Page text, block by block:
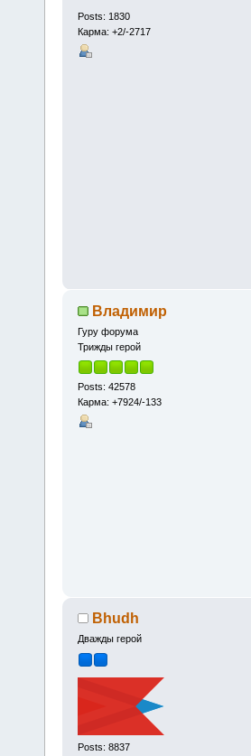
Posts: 1830
Карма: +2/-2717
Владимир
Гуру форума
Трижды герой
Posts: 42578
Карма: +7924/-133
Bhudh
Дважды герой
Posts: 8837